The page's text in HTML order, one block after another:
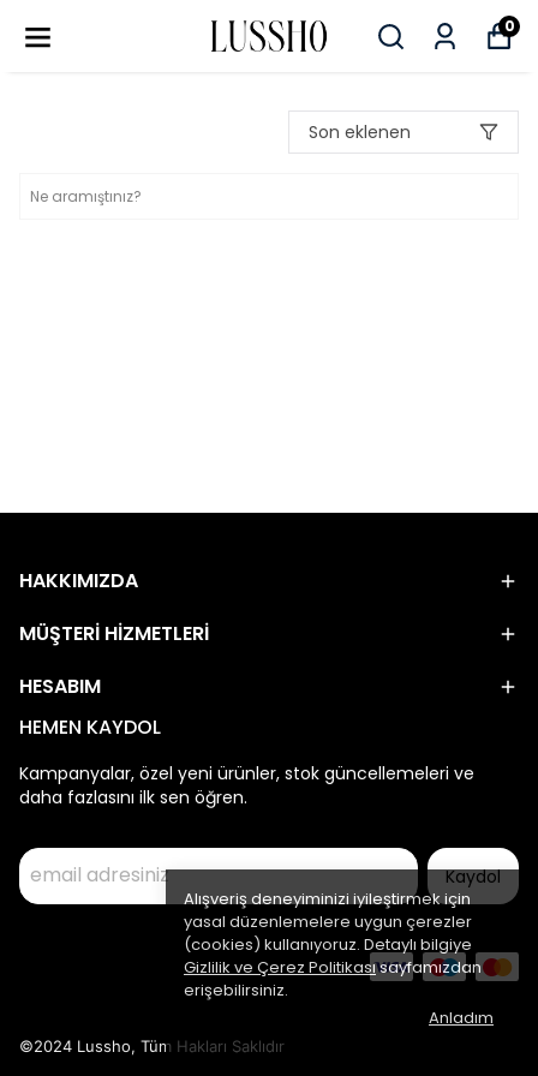
0
Alışveriş deneyiminizi iyileştirmek için
yasal düzenlemelere uygun çerezler
(cookies) kullanıyoruz. Detaylı bilgiye
Gizlilik ve Çerez Politikasısayfamızdan
erişebilirsiniz.
Anladım
Son eklenen
HAKKIMIZDA
MÜŞTERİ HİZMETLERİ
HESABIM
HEMEN KAYDOL
Kampanyalar, özel yeni ürünler, stok güncellemeleri ve
daha fazlasını ilk sen öğren.
Kaydol
©2024 Lussho, Tüm Hakları Saklıdır